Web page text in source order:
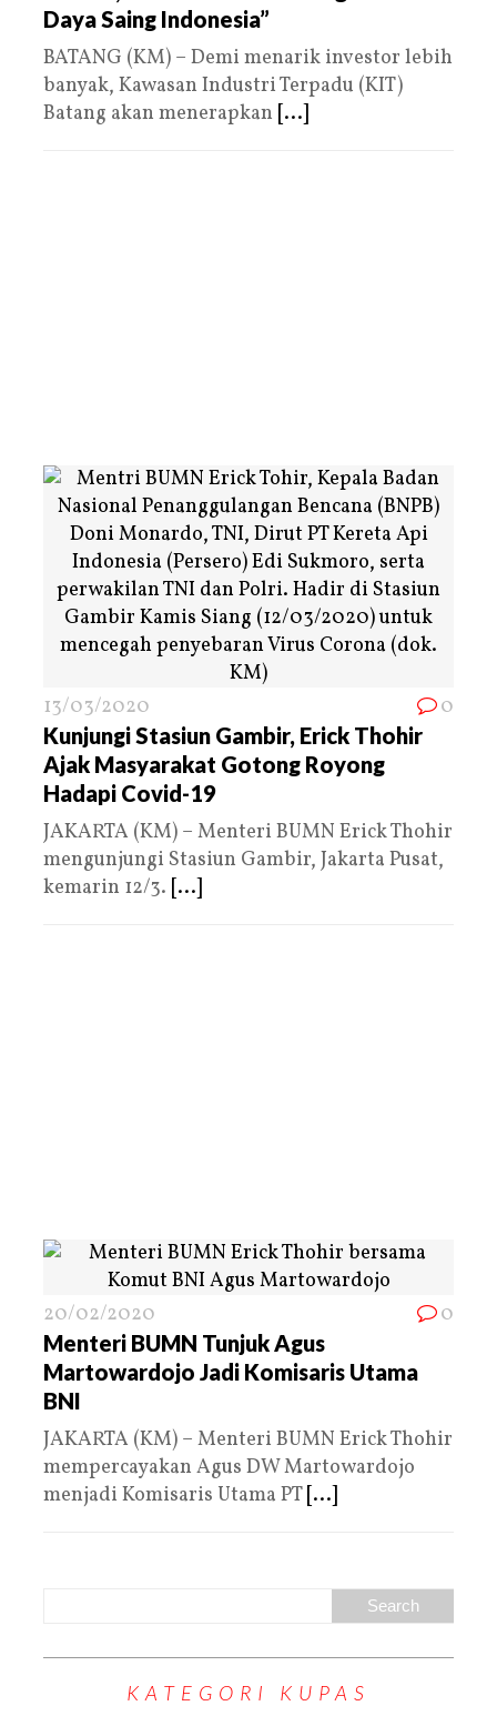
Daya Saing Indonesia”
BATANG (KM) – Demi menarik investor lebih
banyak, Kawasan Industri Terpadu (KIT)
Batang akan menerapkan [...]
13/03/2020 0
Kunjungi Stasiun Gambir, Erick Thohir
Ajak Masyarakat Gotong Royong
Hadapi Covid-19
JAKARTA (KM) – Menteri BUMN Erick Thohir
mengunjungi Stasiun Gambir, Jakarta Pusat,
kemarin 12/3. [...]
20/02/2020 0
Menteri BUMN Tunjuk Agus
Martowardojo Jadi Komisaris Utama
BNI
JAKARTA (KM) – Menteri BUMN Erick Thohir
mempercayakan Agus DW Martowardojo
menjadi Komisaris Utama PT [...]
KATEGORI KUPAS